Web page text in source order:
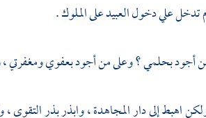
علي دخول العبيد على الملوك .
بحلمي ؟ وعلى من أجود بعفوي ومغفرتي ،
اهبط إلى دار المجاهدة ، وابذر بذر